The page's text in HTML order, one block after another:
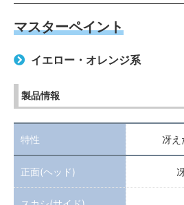
マスターペイント
イエロー・オレンジ系
製品情報
特性 冴え
正面(ヘッド)